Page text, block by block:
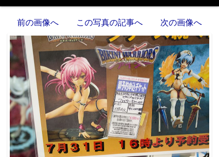
前の画像へ この写真の記事へ 次の画像へ